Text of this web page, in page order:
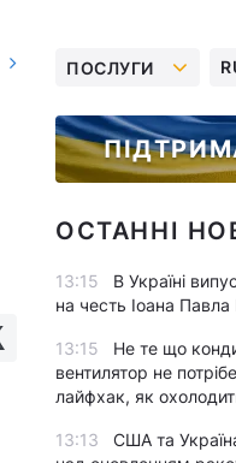
ПОСЛУГИ
ОСТАННІ
13:15
В Україні
на честь Іоана Павла
13:15
Не те що
вентилятор не
лайфхак, як
13:13
США та